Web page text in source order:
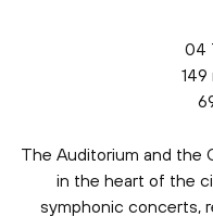
04
149
The Auditorium and the
in the heart of the
symphonic concerts,